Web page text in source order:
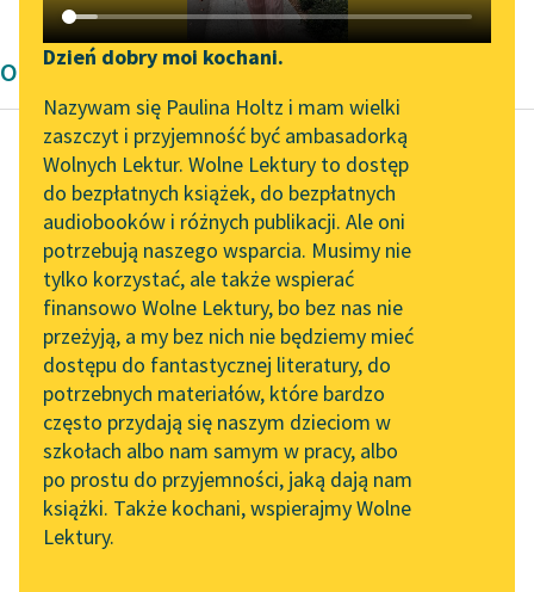
Katalog DAISY
Podkasty o książkach
Zgłoś brak utworu
Aktualności
„Prokurator Alicja Horn”
do słuchania
Byliśmy częścią AI Impact
Lab
Zapraszamy na spotkanie
online z tłumaczkami
literatury skandynawskiej
Spotkanie z Katarzyną
Tunkiel w Oslo
102. lata temu zmarł
Joseph Conrad
Narzędzia
Mapa Wolnych Lektur
Leśmianator
Przewodnik dla piszących i
czytających
API
OAI-PMH
Widget Wolnych Lektur
Przypisy
Dzień dobry moi kochani.
Nazywam się Paulina Holtz i mam wielki
zaszczyt i przyjemność być ambasadorką
Wolnych Lektur. Wolne Lektury to dostęp
do bezpłatnych książek, do bezpłatnych
audiobooków i różnych publikacji. Ale oni
potrzebują naszego wsparcia. Musimy nie
tylko korzystać, ale także wspierać
finansowo Wolne Lektury, bo bez nas nie
przeżyją, a my bez nich nie będziemy mieć
dostępu do fantastycznej literatury, do
potrzebnych materiałów, które bardzo
często przydają się naszym dzieciom w
szkołach albo nam samym w pracy, albo
po prostu do przyjemności, jaką dają nam
książki. Także kochani, wspierajmy Wolne
Lektury.
Opowiadanie Wita Szostaka
Wit Szostak
Posłowie
Na początku okresu
rezydencji stare rody
przeniosły do piwnic
swoje najcenniejsze
zbiory, drogocenne
gobeliny, płótna...
Czytaj więcej